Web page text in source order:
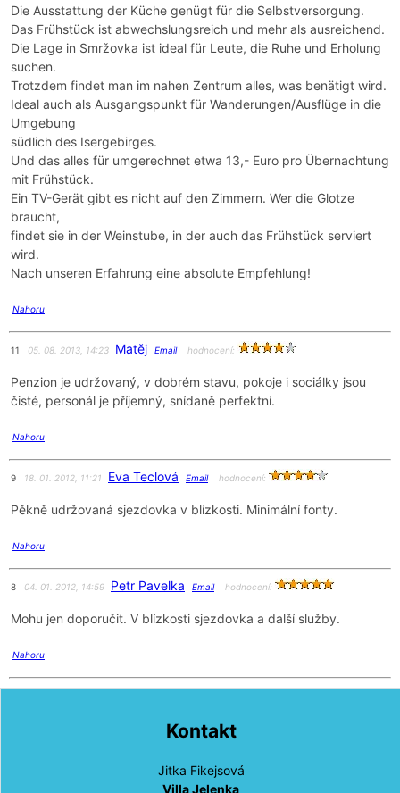
Die Ausstattung der Küche genügt für die Selbstversorgung.
Das Frühstück ist abwechslungsreich und mehr als ausreichend.
Die Lage in Smržovka ist ideal für Leute, die Ruhe und Erholung
suchen.
Trotzdem findet man im nahen Zentrum alles, was benätigt wird.
Ideal auch als Ausgangspunkt für Wanderungen/Ausflüge in die
Umgebung
südlich des Isergebirges.
Und das alles für umgerechnet etwa 13,- Euro pro Übernachtung
mit Frühstück.
Ein TV-Gerät gibt es nicht auf den Zimmern. Wer die Glotze
braucht,
findet sie in der Weinstube, in der auch das Frühstück serviert
wird.
Nach unseren Erfahrung eine absolute Empfehlung!
Nahoru
11 05. 08. 2013, 14:23 Matěj Email hodnocení:
Penzion je udržovaný, v dobrém stavu, pokoje i sociálky jsou
čisté, personál je příjemný, snídaně perfektní.
Nahoru
9 18. 01. 2012, 11:21 Eva Teclová Email hodnocení:
Pěkně udržovaná sjezdovka v blízkosti. Minimální fonty.
Nahoru
8 04. 01. 2012, 14:59 Petr Pavelka Email hodnocení:
Mohu jen doporučit. V blízkosti sjezdovka a další služby.
Nahoru
Kontakt
Jitka Fikejsová
Villa Jelenka